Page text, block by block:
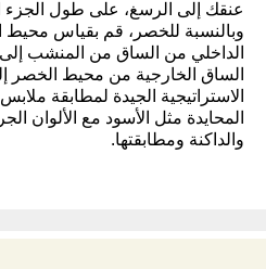
عنقك إلى الرسغ، على طول الجزء
وبالنسبة للخصر، قم بقياس محيط
الداخلي من الساق من المنشب
الساق الخارجية من محيط الخصر
الاستراتيجية الجيدة لمطابقة
المحايدة مثل الأسود مع الألوان
والداكنة ومطابقتها.